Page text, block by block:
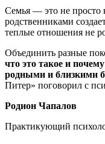
Семья — это не просто
родственниками
теплые отношения не
Объединить разные
что это такое и
родными и близкими
Питер» поговорил с
Родион Чапалов
Практикующий